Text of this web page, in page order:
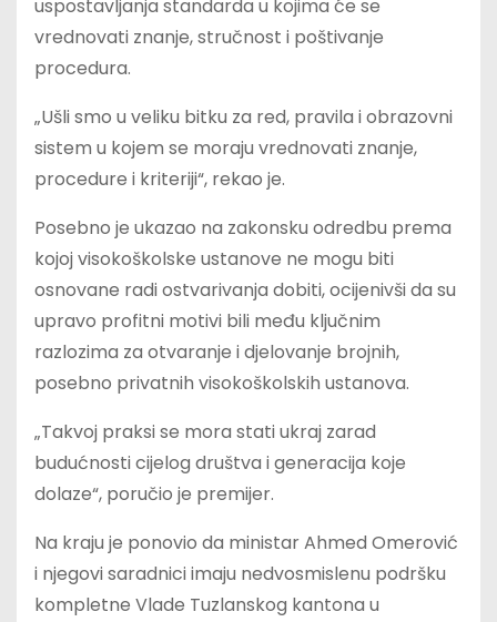
uspostavljanja standarda u kojima će se
vrednovati znanje, stručnost i poštivanje
procedura.
„Ušli smo u veliku bitku za red, pravila i obrazovni
sistem u kojem se moraju vrednovati znanje,
procedure i kriteriji“, rekao je.
Posebno je ukazao na zakonsku odredbu prema
kojoj visokoškolske ustanove ne mogu biti
osnovane radi ostvarivanja dobiti, ocijenivši da su
upravo profitni motivi bili među ključnim
razlozima za otvaranje i djelovanje brojnih,
posebno privatnih visokoškolskih ustanova.
„Takvoj praksi se mora stati ukraj zarad
budućnosti cijelog društva i generacija koje
dolaze“, poručio je premijer.
Na kraju je ponovio da ministar Ahmed Omerović
i njegovi saradnici imaju nedvosmislenu podršku
kompletne Vlade Tuzlanskog kantona u